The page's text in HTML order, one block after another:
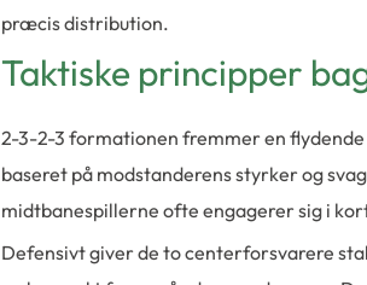
præcis distribution.
Taktiske principper
2-3-2-3 formationen fremmer en
baseret på modstanderens styrker og
midtbanespillerne ofte engagerer sig i
Defensivt giver de to centerforsvarere